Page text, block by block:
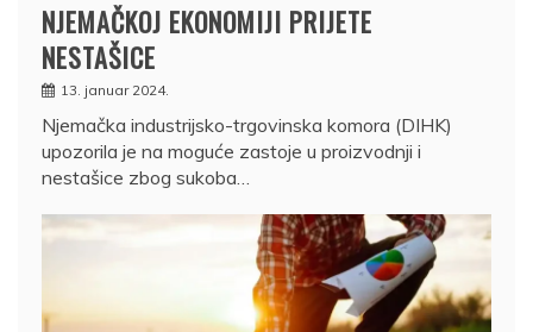
NJEMAČKOJ EKONOMIJI PRIJETE
NESTAŠICE
13. januar 2024.
Njemačka industrijsko-trgovinska komora (DIHK)
upozorila je na moguće zastoje u proizvodnji i
nestašice zbog sukoba…